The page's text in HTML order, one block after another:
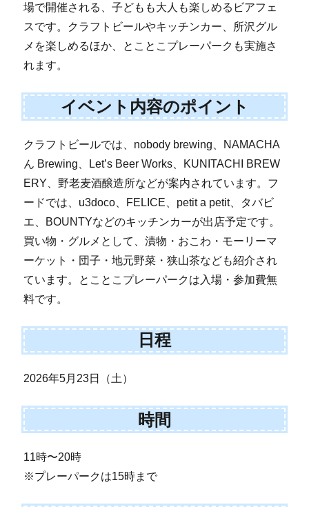
場で開催される、子どもも大人も楽しめるビアフェ
スです。クラフトビールやキッチンカー、所沢グル
メを楽しめるほか、とことこプレーパークも実施さ
れます。
イベント内容のポイント
クラフトビールでは、nobody brewing、NAMACHA
ん Brewing、Let’s Beer Works、KUNITACHI BREW
ERY、野老麦酒醸造所などが案内されています。フ
ードでは、u3doco、FELICE、petit a petit、タバビ
エ、BOUNTYなどのキッチンカーが出店予定です。
買い物・グルメとして、漬物・おこわ・モーリーマ
ーケット・団子・地元野菜・狭山茶なども紹介され
ています。とことこプレーパークは入場・参加費無
料です。
日程
2026年5月23日（土）
時間
11時〜20時
※プレーパークは15時まで